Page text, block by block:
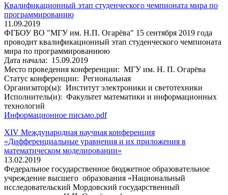
Квалификационный этап студенческого чемпионата мира по
программированию
11.09.2019
ФГБОУ ВО "МГУ им. Н.П. Огарёва" 15 сентября 2019 года
проводит квалификационный этап студенческого чемпионата
мира по программированиюю
Дата начала: 15.09.2019
Место проведения конференции: МГУ им. Н. П. Огарёва
Статус конференции: Региональная
Организатор(ы): Институт электроники и светотехники
Исполнитель(и): Факультет математики и информационных
технологий
Информационное письмо.pdf
XIV Международная научная конференция
«Дифференциальные уравнения и их приложения в
математическом моделировании»
13.02.2019
Федеральное государственное бюджетное образовательное
учреждение высшего образования «Национальный
исследовательский Мордовский государственный